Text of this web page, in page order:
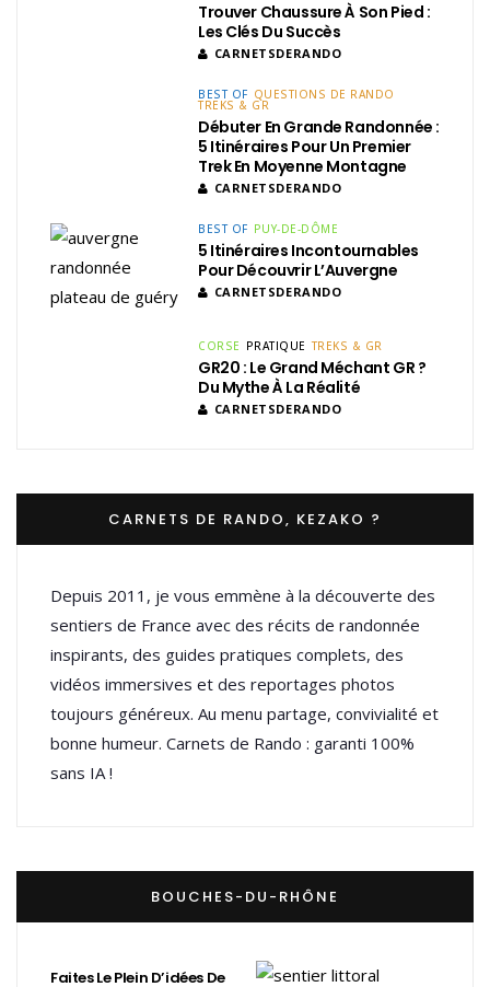
Trouver Chaussure À Son Pied :
Les Clés Du Succès
CARNETSDERANDO
BEST OF QUESTIONS DE RANDO
TREKS & GR
Débuter En Grande Randonnée :
5 Itinéraires Pour Un Premier
Trek En Moyenne Montagne
CARNETSDERANDO
BEST OF PUY-DE-DÔME
5 Itinéraires Incontournables
Pour Découvrir L’Auvergne
CARNETSDERANDO
CORSE PRATIQUE TREKS & GR
GR20 : Le Grand Méchant GR ?
Du Mythe À La Réalité
CARNETSDERANDO
CARNETS DE RANDO, KEZAKO ?
Depuis 2011, je vous emmène à la découverte des
sentiers de France avec des récits de randonnée
inspirants, des guides pratiques complets, des
vidéos immersives et des reportages photos
toujours généreux. Au menu partage, convivialité et
bonne humeur. Carnets de Rando : garanti 100%
sans IA !
BOUCHES-DU-RHÔNE
Faites Le Plein D’idées De